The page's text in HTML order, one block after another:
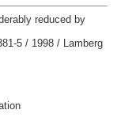
reduced by
5 / 1998 / Lamberg